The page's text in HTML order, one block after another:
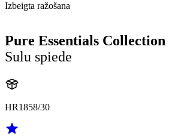
Izbeigta ražošana
Pure Essentials Collection
Sulu spiede
HR1858/30